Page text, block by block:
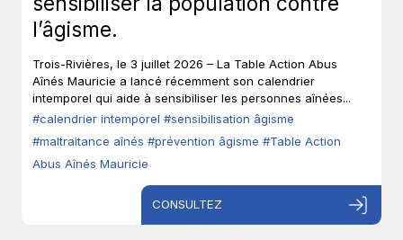
l’âgisme.
Trois-Rivières, le 3 juillet 2026 – La Table Action Abus
Aînés Mauricie a lancé récemment son calendrier
intemporel qui aide à sensibiliser les personnes aînées...
#calendrier intemporel #sensibilisation âgisme
#maltraitance aînés #prévention âgisme #Table Action
Abus Aînés Mauricie
CONSULTEZ